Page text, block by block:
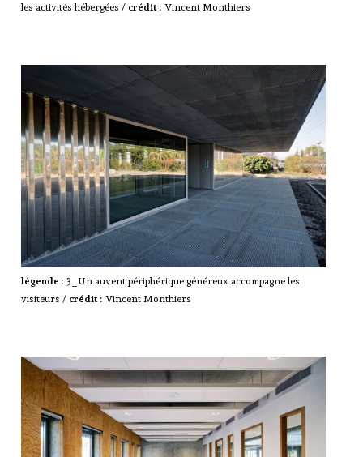
les activités hébergées / crédit : Vincent Monthiers
légende : 3_Un auvent périphérique généreux accompagne les
visiteurs / crédit : Vincent Monthiers